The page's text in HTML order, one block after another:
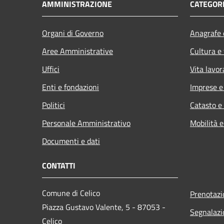
AMMINISTRAZIONE
Organi di Governo
Aree Amministrative
Uffici
Enti e fondazioni
Politici
Personale Amministrativo
Documenti e dati
Cultura
Vita
Imprese
Catasto
Mobilità
CONTATTI
Comune di Celico
Piazza Gustavo Valente, 5 - 87053 -
Celico